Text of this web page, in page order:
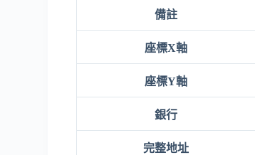
備註
座標X軸
座標Y軸
銀行
完整地址